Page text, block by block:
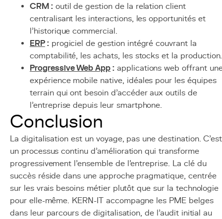
CRM :outil de gestion de la relation client
centralisant les interactions, les opportunités et
l'historique commercial.
ERP:progiciel de gestion intégré couvrant la
comptabilité, les achats, les stocks et la production.
Progressive Web App : applications web offrant
expérience mobile native, idéales pour les équipes
terrain qui ont besoin d'accéder aux outils de
l'entreprise depuis leur smartphone.
Conclusion
La digitalisation est un voyage, pas une destination. C'est
un processus continu d'amélioration qui transforme
progressivement l'ensemble de l'entreprise. La clé du
succès réside dans une approche pragmatique, centrée
sur les vrais besoins métier plutôt que sur la technologie
pour elle-même. KERN-IT accompagne les PME belges
dans leur parcours de digitalisation, de l'audit initial au